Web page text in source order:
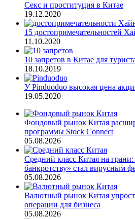
Секс и проституция в Китае
19.12.2020
15 достопримечательностей
11.10.2020
10 запретов в Китае для
18.10.2019
У Pinduoduo высокая цена
19.05.2020
Фондовый рынок Китая
программы Stock Connect
05.08.2026
Средний класс Китая на
банкротству» стал вирусным
05.08.2026
Валютный рынок Китая
операции для бизнеса
05.08.2026